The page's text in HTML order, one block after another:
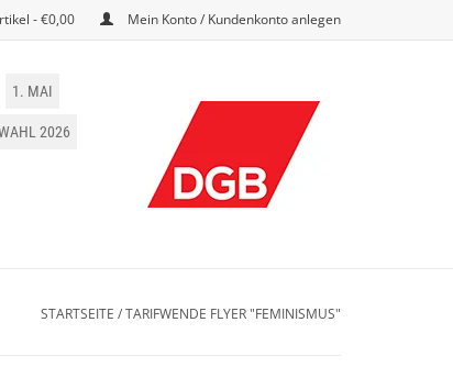
- €0,00 Mein Konto / Kundenkonto anlegen
1. MAI
2026
STARTSEITE /TARIFWENDE FLYER "FEMINISMUS"